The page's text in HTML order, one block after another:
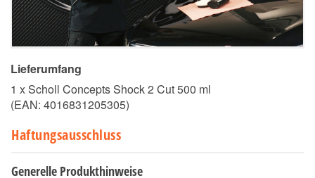
Lieferumfang
1 x Scholl Concepts Shock 2 Cut 500 ml
(EAN: 4016831205305)
Haftungsausschluss
Generelle Produkthinweise